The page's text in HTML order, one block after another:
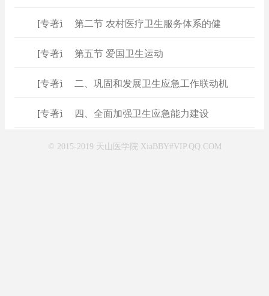
专著速查]
第二节 农村医疗卫生服务体系的健
专著速查]
第五节 爱国卫生运动
专著速查 ]
二、巩固和发展卫生应急工作联动机
专著速查 ]四、全面加强卫生应急能力建设
© 2015-2019 天山医学院 XiaBBY#VIP.QQ.COM